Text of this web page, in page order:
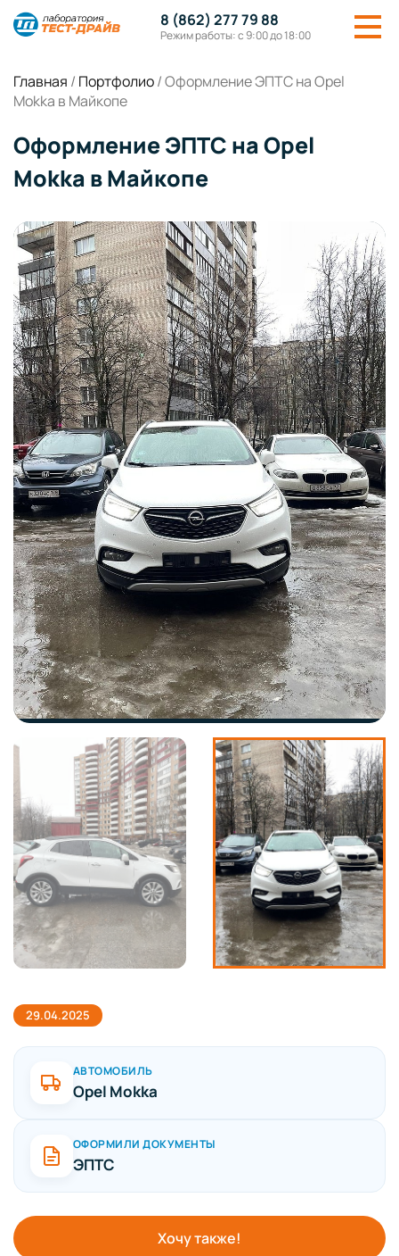
8 (862) 277 79 88
Режим работы: с 9:00 до 18:00
Главная / Портфолио/Оформление ЭПТС на Opel
Mokka в Майкопе
Оформление ЭПТС на Opel
Mokka в Майкопе
29.04.2025
АВТОМОБИЛЬ
Opel Mokka
ОФОРМИЛИ ДОКУМЕНТЫ
ЭПТС
Хочу также!